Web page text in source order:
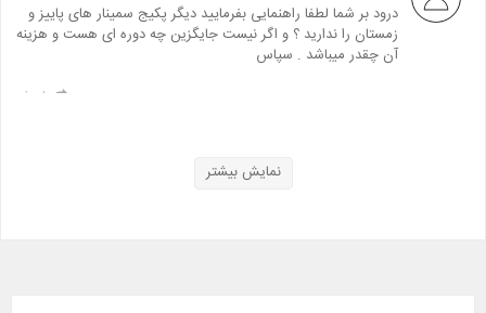
درود بر شما لطفا راهنمایی بفرمایید دیگر پکیج سمینار های پاییز و
زمستان را ندارید ؟ و اگر نیست جایگزین چه دوره ای هست و هزینه
آن چقدر میباشد . سپاس
پاسخ
نمایش بیشتر